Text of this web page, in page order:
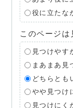
役に立たな
このページは
見つけやす
まあまあ見
どちらとも
やや見つけ
見つけにく